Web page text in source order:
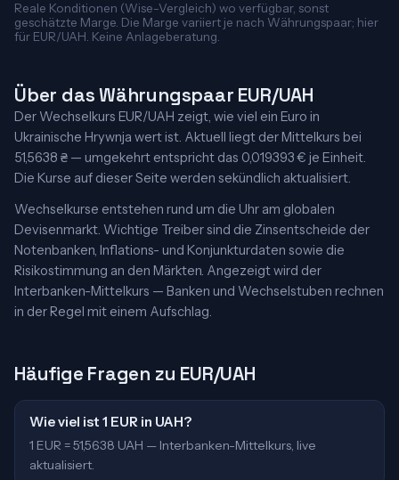
Reale Konditionen (Wise-Vergleich) wo verfügbar, sonst
geschätzte Marge. Die Marge variiert je nach Währungspaar; hier
für EUR/UAH. Keine Anlageberatung.
Über das Währungspaar EUR/UAH
Der Wechselkurs EUR/UAH zeigt, wie viel ein Euro in
Ukrainische Hrywnja wert ist. Aktuell liegt der Mittelkurs bei
51,5638 ₴ — umgekehrt entspricht das 0,019393 € je Einheit.
Die Kurse auf dieser Seite werden sekündlich aktualisiert.
Wechselkurse entstehen rund um die Uhr am globalen
Devisenmarkt. Wichtige Treiber sind die Zinsentscheide der
Notenbanken, Inflations- und Konjunkturdaten sowie die
Risikostimmung an den Märkten. Angezeigt wird der
Interbanken-Mittelkurs — Banken und Wechselstuben rechnen
in der Regel mit einem Aufschlag.
Häufige Fragen zu EUR/UAH
Wie viel ist 1 EUR in UAH?
1 EUR = 51,5638 UAH — Interbanken-Mittelkurs, live
aktualisiert.